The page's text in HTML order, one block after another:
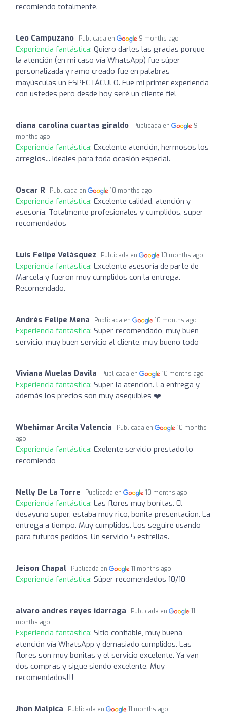
recomiendo totalmente.
Leo Campuzano Publicada en 9 months ago
Experiencia fantástica: Quiero darles las gracias porque
la atención (en mi caso vía WhatsApp) fue súper
personalizada y ramo creado fue en palabras
mayúsculas un ESPECTÁCULO. Fue mi primer experiencia
con ustedes pero desde hoy seré un cliente fiel
diana carolina cuartas giraldo Publicada en
9
months ago
Experiencia fantástica: Excelente atención, hermosos los
arreglos... Ideales para toda ocasión especial.
Oscar R Publicada en 10 months ago
Experiencia fantástica: Excelente calidad, atención y
asesoría. Totalmente profesionales y cumplidos, super
recomendados
Luis Felipe Velásquez Publicada en 10 months ago
Experiencia fantástica: Excelente asesoría de parte de
Marcela y fueron muy cumplidos con la entrega.
Recomendado.
Andrés Felipe Mena Publicada en 10 months ago
Experiencia fantástica: Super recomendado, muy buen
servicio, muy buen servicio al cliente, muy bueno todo
Viviana Muelas Davila Publicada en 10 months ago
Experiencia fantástica: Super la atención. La entrega y
además los precios son muy asequibles ❤️
Wbehimar Arcila Valencia Publicada en
10 months
ago
Experiencia fantástica: Exelente servicio prestado lo
recomiendo
Nelly De La Torre Publicada en 10 months ago
Experiencia fantástica: Las flores muy bonitas. El
desayuno super, estaba muy rico, bonita presentacion. La
entrega a tiempo. Muy cumplidos. Los seguire usando
para futuros pedidos. Un servicio 5 estrellas.
Jeison Chapal Publicada en 11 months ago
Experiencia fantástica: Súper recomendados 10/10
alvaro andres reyes idarraga Publicada en
11
months ago
Experiencia fantástica: Sitio confiable, muy buena
atención vía WhatsApp y demasiado cumplidos. Las
flores son muy bonitas y el servicio excelente. Ya van
dos compras y sigue siendo excelente. Muy
recomendados!!!
Jhon Malpica Publicada en 11 months ago